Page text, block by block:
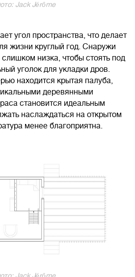
Jack Jérôme
угол пространства, что делает
жизни круглый год. Снаружи
низка, чтобы стоять под
уголок для укладки дров.
находится крытая палуба,
деревянными
становится идеальным
наслаждаться на открытом
менее благоприятна.